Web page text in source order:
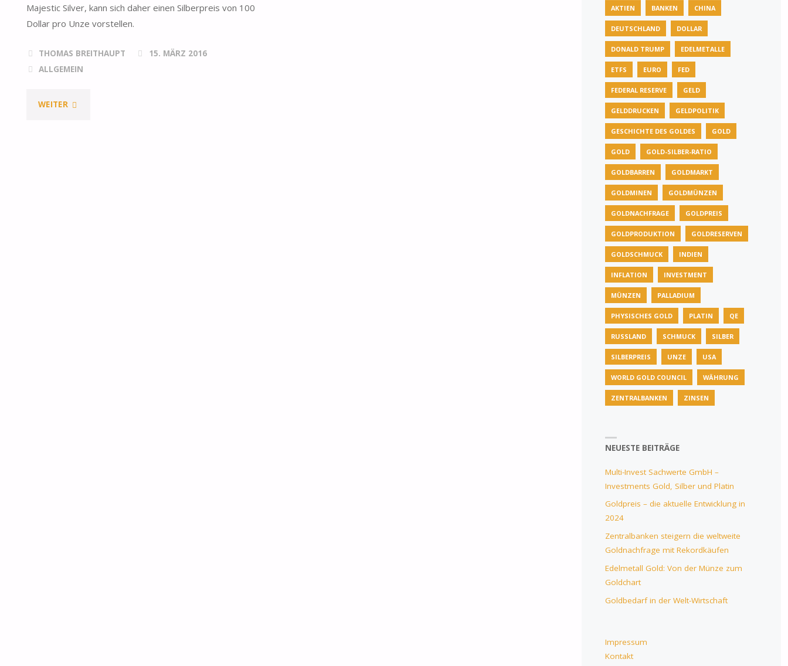
Majestic Silver, kann sich daher einen Silberpreis von 100
Dollar pro Unze vorstellen.
THOMAS BREITHAUPT
15. MÄRZ 2016
ALLGEMEIN
WEITER"KEITH
AKTIEN BANKEN CHINA
DEUTSCHLAND DOLLAR
DONALD TRUMP EDELMETALLE
ETFS EURO FED
FEDERAL RESERVE GELD
GELDDRUCKEN GELDPOLITIK
GESCHICHTE DES GOLDES GOLD
GOLD GOLD-SILBER-RATIO
GOLDBARREN GOLDMARKT
GOLDMINEN GOLDMÜNZEN
GOLDNACHFRAGE GOLDPREIS
GOLDPRODUKTION GOLDRESERVEN
GOLDSCHMUCK INDIEN
INFLATION INVESTMENT
MÜNZEN PALLADIUM
PHYSISCHES GOLD PLATIN QE
RUSSLAND SCHMUCK SILBER
SILBERPREIS UNZE USA
WORLD GOLD COUNCIL WÄHRUNG
ZENTRALBANKEN ZINSEN
NEUESTE BEITRÄGE
Multi-Invest Sachwerte GmbH –
Investments Gold, Silber und Platin
Goldpreis – die aktuelle Entwicklung in
2024
Zentralbanken steigern die weltweite
Goldnachfrage mit Rekordkäufen
Edelmetall Gold: Von der Münze zum
Goldchart
Goldbedarf in der Welt-Wirtschaft
Impressum
Kontakt